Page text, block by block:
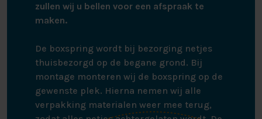
zullen wij u bellen voor een afspraak te
maken.
De boxspring wordt bij bezorging netjes
thuisbezorgd op de begane grond. Bij
montage monteren wij de boxspring op de
gewenste plek. Hierna nemen wij alle
verpakking materialen weer mee terug,